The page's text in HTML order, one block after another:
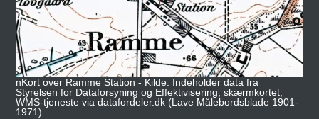
nKort over Ramme Station - Kilde: Indeholder data fra
Styrelsen for Dataforsyning og Effektivisering, skærmkortet,
WMS-tjeneste via datafordeler.dk (Lave Målebordsblade 1901-
1971)